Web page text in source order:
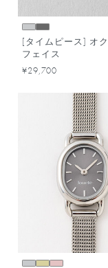
[タイムピース] オ
フェイス
¥29,700